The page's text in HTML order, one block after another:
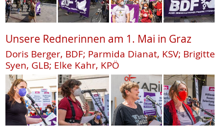
Unsere Rednerinnen am 1. Mai in Graz
Doris Berger, BDF; Parmida Dianat, KSV; Brigitte
Syen, GLB; Elke Kahr, KPÖ